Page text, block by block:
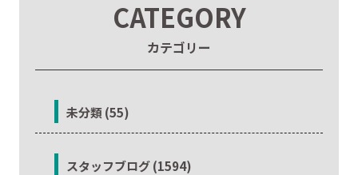
CATEGORY
カテゴリー
未分類 (55)
スタッフブログ (1594)